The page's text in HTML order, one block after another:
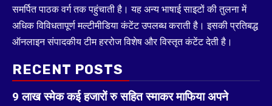
समर्पित पाठक वर्ग तक पहुंचाती है। यह अन्य भाषाई साइटों की तुलना में
अधिक विविधतापूर्ण मल्टीमीडिया कंटेंट उपलब्ध कराती है। इसकी प्रतिबद्ध
ऑनलाइन संपादकीय टीम हररोज विशेष और विस्तृत कंटेंट देती है।
RECENT POSTS
9 लाख स्मेक कई हजारों रु सहित स्माकर माफिया अपने